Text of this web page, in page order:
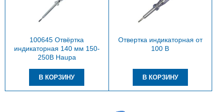
100645 Отвёртка
индикаторная 140 мм 150-
250В Haupa
Отвертка индикаторная от
100 В